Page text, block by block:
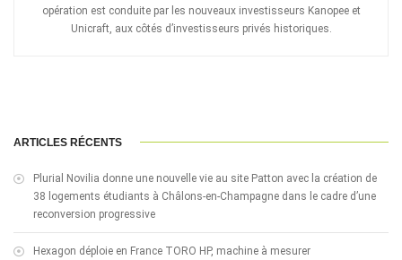
opération est conduite par les nouveaux investisseurs Kanopee et
Unicraft, aux côtés d’investisseurs privés historiques.
ARTICLES RÉCENTS
Plurial Novilia donne une nouvelle vie au site Patton avec la création de
38 logements étudiants à Châlons-en-Champagne dans le cadre d’une
reconversion progressive
Hexagon déploie en France TORO HP, machine à mesurer